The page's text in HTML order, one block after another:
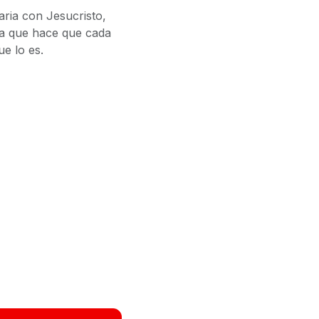
con Jesucristo,
que hace que cada
lo es.